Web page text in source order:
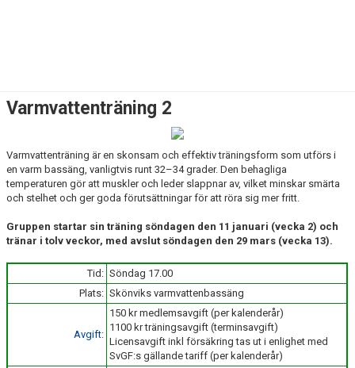
Varmvattenträning 2
Varmvattenträning är en skonsam och effektiv träningsform som utförs i
en varm bassäng, vanligtvis runt 32–34 grader. Den behagliga
temperaturen gör att muskler och leder slappnar av, vilket minskar smärta
och stelhet och ger goda förutsättningar för att röra sig mer fritt.
Gruppen startar sin träning söndagen den 11 januari (vecka 2) och
tränar i tolv veckor, med avslut söndagen den 29 mars (vecka 13).
Tid: Söndag 17.00
Plats: Skönviks varmvattenbassäng
Avgift:
150 kr medlemsavgift (per kalenderår)
1100 kr träningsavgift (terminsavgift)
Licensavgift inkl försäkring tas ut i enlighet med
SvGF:s gällande tariff (per kalenderår)